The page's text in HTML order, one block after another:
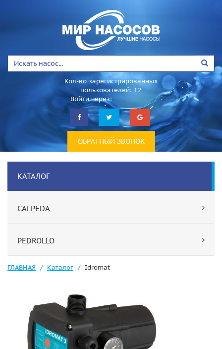
Кол-во зарегистрированных
пользователей: 12
Войти через:
ОБРАТНЫЙ ЗВОНОК
КАТАЛОГ
CALPEDA
PEDROLLO
ГЛАВНАЯ Каталог Idromat